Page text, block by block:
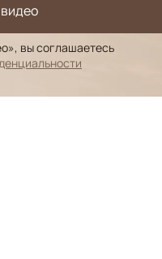
вы соглашаетесь